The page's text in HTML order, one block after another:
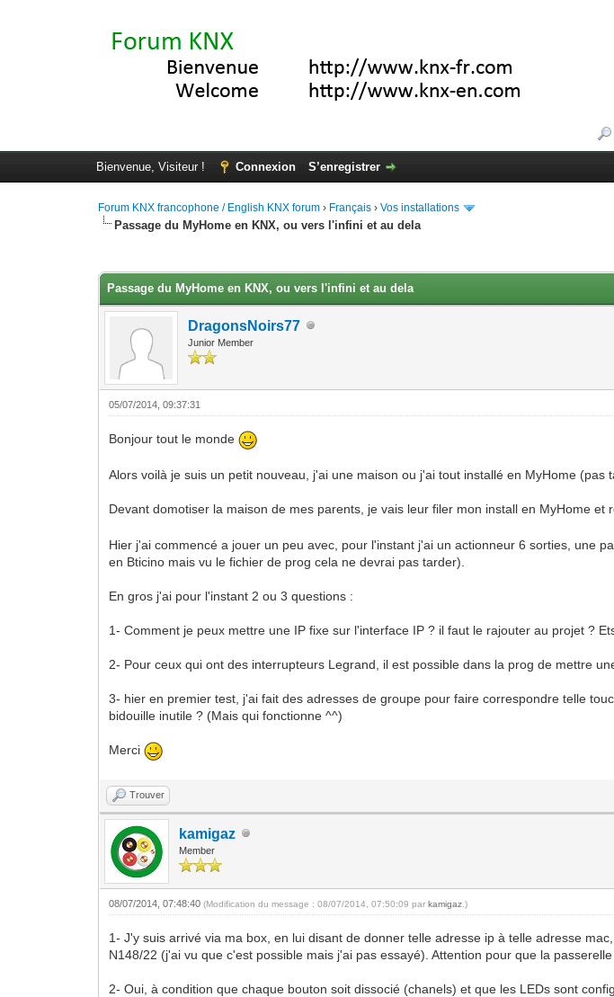
Bienvenue, Visiteur ! Connexion S’enregistrer
Forum KNX francophone / English KNX forum › Français ›Vos installations
Passage du MyHome en KNX, ou vers l'infini et au dela
Passage du MyHome en KNX, ou vers l'infini et au dela
DragonsNoirs77
Junior Member
05/07/2014, 09:37:31
Bonjour tout le monde
Alors voilà je suis un petit nouveau, j'ai une maison ou j'ai tout installé en MyHome (pas
Devant domotiser la maison de mes parents, je vais leur filer mon install en MyHome
Hier j'ai commencé a jouer un peu avec, pour l'instant j'ai un actionneur 6 sorties, une
en Bticino mais vu le fichier de prog cela ne devrai pas tarder).
En gros j'ai pour l'instant 2 ou 3 questions :
1- Comment je peux mettre une IP fixe sur l'interface IP ? il faut le rajouter au projet ?
2- Pour ceux qui ont des interrupteurs Legrand, il est possible dans la prog de mettre
3- hier en premier test, j'ai fait des adresses de groupe pour faire correspondre telle
bidouille inutile ? (Mais qui fonctionne ^^)
Merci
Trouver
kamigaz
Member
08/07/2014, 07:48:40(Modification du message : 08/07/2014, 07:50:09 parkamigaz .)
1- J'y suis arrivé via ma box, en lui disant de donner telle adresse ip à telle adresse
N148/22 (j'ai vu que c'est possible mais j'ai pas essayé). Attention pour que la
2- Oui, à condition que chaque bouton soit dissocié (chanels) et que les LEDs sont